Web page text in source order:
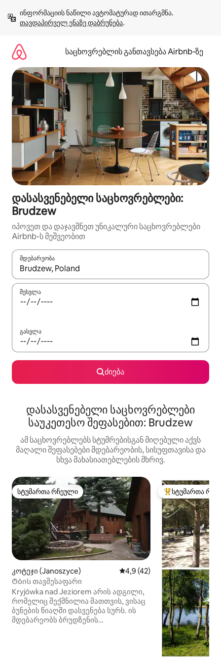
გადასვლა
თავდაპირველ ენაზე დაბრუნება.
საცხოვრებლის განთავსება Airbnb‑ზე
დასასვენებელი საცხოვრებლები:
Brudzew
იპოვეთ და დაჯავშნეთ უნიკალური საცხოვრებლები
Airbnb-ს მეშვეობით
მდებარეობა
როცა შედეგები ხელმისაწვდომი გახდება, ნავიგაციისთვის
შესვლა
გასვლა
ძიება
დასასვენებელი საცხოვრებლები
საუკეთესო შეფასებით: Brudzew
ამ საცხოვრებლებს სტუმრებისგან მიღებული აქვს
მაღალი შეფასებები მდებარეობის, სისუფთავისა და
სხვა მახასიათებლების მხრივ.
სტუმართა რჩეული
სტუმართა რჩეული
კოტეჯი (Janoszyce) საშუალო შეფასებაა 5‑დან
4,9 (42)
Ტბის თავშესაფარი
Kryjówka nad Jeziorem არის ადგილი,
რომელიც შექმნილია მათთვის, ვისაც
ბუნების წიაღში დასვენება სურს. ის
მდებარეობს ბრუდზენის
სტუმართა
სტუმართა